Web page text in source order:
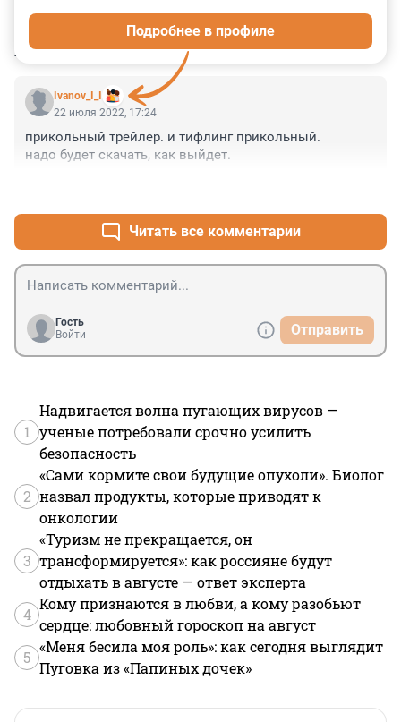
КОММЕНТАРИИ 1
Ivanov_I_I
Подробнее в профиле
22 июля 2022, 17:24
прикольный трейлер. и тифлинг прикольный.
надо будет скачать, как выйдет.
Читать все комментарии
Гость
Войти
Отправить
1
Надвигается волна пугающих вирусов —
ученые потребовали срочно усилить
безопасность
2
«Сами кормите свои будущие опухоли». Биолог
назвал продукты, которые приводят к
онкологии
3
«Туризм не прекращается, он
трансформируется»: как россияне будут
отдыхать в августе — ответ эксперта
4
Кому признаются в любви, а кому разобьют
сердце: любовный гороскоп на август
5
«Меня бесила моя роль»: как сегодня выглядит
Пуговка из «Папиных дочек»